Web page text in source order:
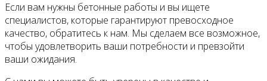
Если вам нужны бетонные работы и вы ищете
специалистов, которые гарантируют превосходное
качество, обратитесь к нам. Мы сделаем все возможное,
чтобы удовлетворить ваши потребности и превзойти
ваши ожидания.